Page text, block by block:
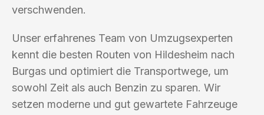
verschwenden.
Unser erfahrenes Team von Umzugsexperten
kennt die besten Routen von Hildesheim nach
Burgas und optimiert die Transportwege, um
sowohl Zeit als auch Benzin zu sparen. Wir
setzen moderne und gut gewartete Fahrzeuge